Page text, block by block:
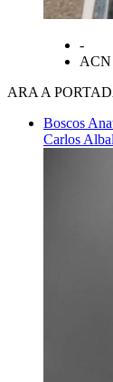
-
ACN
ARA A
Boscos
Carlos